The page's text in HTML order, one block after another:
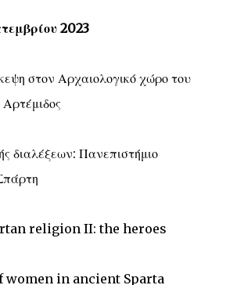
2023
στον Αρχαιολογικό χώρο του
διαλέξεων: Πανεπιστήμιο
religion II: the heroes
women in ancient Sparta